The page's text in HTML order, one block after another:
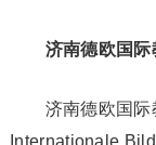
济南德欧国
济南德欧国际
Internationale